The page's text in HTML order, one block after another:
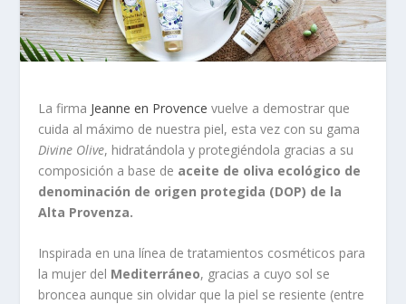
La firma Jeanne en Provence vuelve a demostrar que
cuida al máximo de nuestra piel, esta vez con su gama
Divine Olive, hidratándola y protegiéndola gracias a su
composición a base de aceite de oliva ecológico de
denominación de origen protegida (DOP) de la
Alta Provenza.
Inspirada en una línea de tratamientos cosméticos para
la mujer del Mediterráneo, gracias a cuyo sol se
broncea aunque sin olvidar que la piel se resiente (entre